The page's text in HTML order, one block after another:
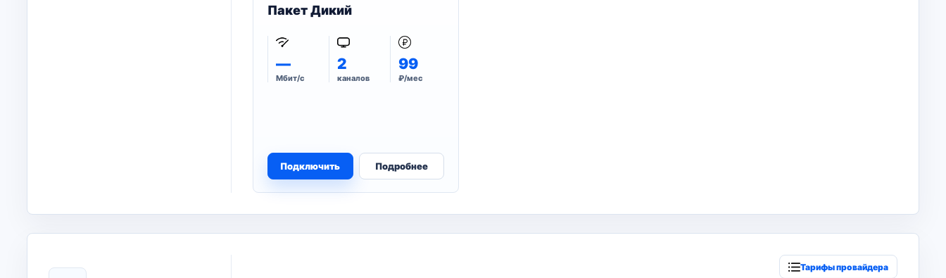
Пакет Дикий
—
Мбит/с
2
каналов
99
₽/мес
Подключить Подробнее
Тарифы провайдера